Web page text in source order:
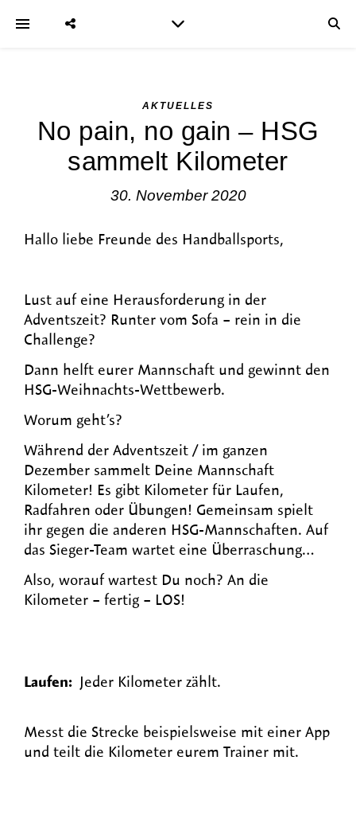
AKTUELLES
No pain, no gain – HSG
sammelt Kilometer
30. November 2020
Hallo liebe Freunde des Handballsports,
Lust auf eine Herausforderung in der
Adventszeit? Runter vom Sofa – rein in die
Challenge?
Dann helft eurer Mannschaft und gewinnt den
HSG-Weihnachts-Wettbewerb.
Worum geht’s?
Während der Adventszeit / im ganzen
Dezember sammelt Deine Mannschaft
Kilometer! Es gibt Kilometer für Laufen,
Radfahren oder Übungen! Gemeinsam spielt
ihr gegen die anderen HSG-Mannschaften. Auf
das Sieger-Team wartet eine Überraschung…
Also, worauf wartest Du noch? An die
Kilometer – fertig – LOS!
Laufen: Jeder Kilometer zählt.
Messt die Strecke beispielsweise mit einer App
und teilt die Kilometer eurem Trainer mit.